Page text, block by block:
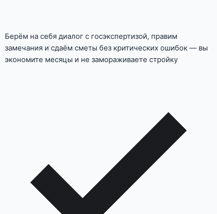
Берём на себя диалог с госэкспертизой, правим
замечания и сдаём сметы без критических ошибок — вы
экономите месяцы и не замораживаете стройку